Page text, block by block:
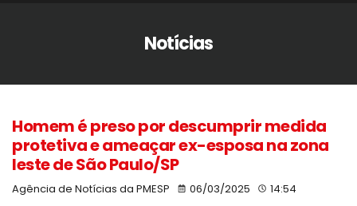
Notícias
Homem é preso por descumprir medida
protetiva e ameaçar ex-esposa na zona
leste de São Paulo/SP
Agência de Notícias da PMESP 06/03/2025 14:54